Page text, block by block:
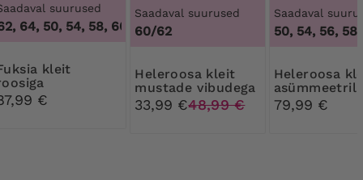
suurused
64,50, 54, 58, 60, 62, 64
€
Saadaval suurused
60/62
Heleroosa kleit
mustade vibudega
33,99 €48,99 €
Saadaval
50, 54, 56, 58
Heleroosa kleit
poncho
79,99 €